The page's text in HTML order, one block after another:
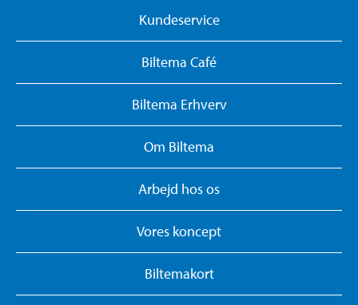
Kundeservice
Biltema Café
Biltema Erhverv
Om Biltema
Arbejd hos os
Vores koncept
Biltemakort